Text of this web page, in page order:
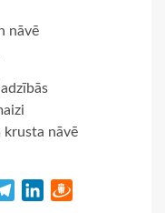
nāvē
krusta nāvē
TelegramLinkedIn